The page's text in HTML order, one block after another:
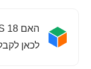
לכאן